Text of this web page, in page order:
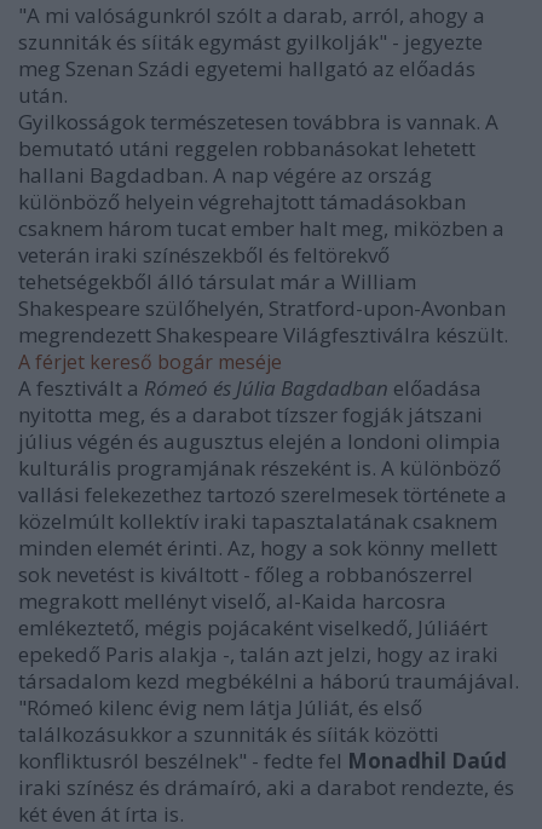
"A mi valóságunkról szólt a darab, arról, ahogy a
szunniták és síiták egymást gyilkolják" - jegyezte
meg Szenan Szádi egyetemi hallgató az előadás
után.
Gyilkosságok természetesen továbbra is vannak. A
bemutató utáni reggelen robbanásokat lehetett
hallani Bagdadban. A nap végére az ország
különböző helyein végrehajtott támadásokban
csaknem három tucat ember halt meg, miközben a
veterán iraki színészekből és feltörekvő
tehetségekből álló társulat már a William
Shakespeare szülőhelyén, Stratford-upon-Avonban
megrendezett Shakespeare Világfesztiválra készült.
A férjet kereső bogár meséje
A fesztivált a Rómeó és Júlia Bagdadban előadása
nyitotta meg, és a darabot tízszer fogják játszani
július végén és augusztus elején a londoni olimpia
kulturális programjának részeként is. A különböző
vallási felekezethez tartozó szerelmesek története a
közelmúlt kollektív iraki tapasztalatának csaknem
minden elemét érinti. Az, hogy a sok könny mellett
sok nevetést is kiváltott - főleg a robbanószerrel
megrakott mellényt viselő, al-Kaida harcosra
emlékeztető, mégis pojácaként viselkedő, Júliáért
epekedő Paris alakja -, talán azt jelzi, hogy az iraki
társadalom kezd megbékélni a háború traumájával.
"Rómeó kilenc évig nem látja Júliát, és első
találkozásukkor a szunniták és síiták közötti
konfliktusról beszélnek" - fedte fel Monadhil Daúd
iraki színész és drámaíró, aki a darabot rendezte, és
két éven át írta is.